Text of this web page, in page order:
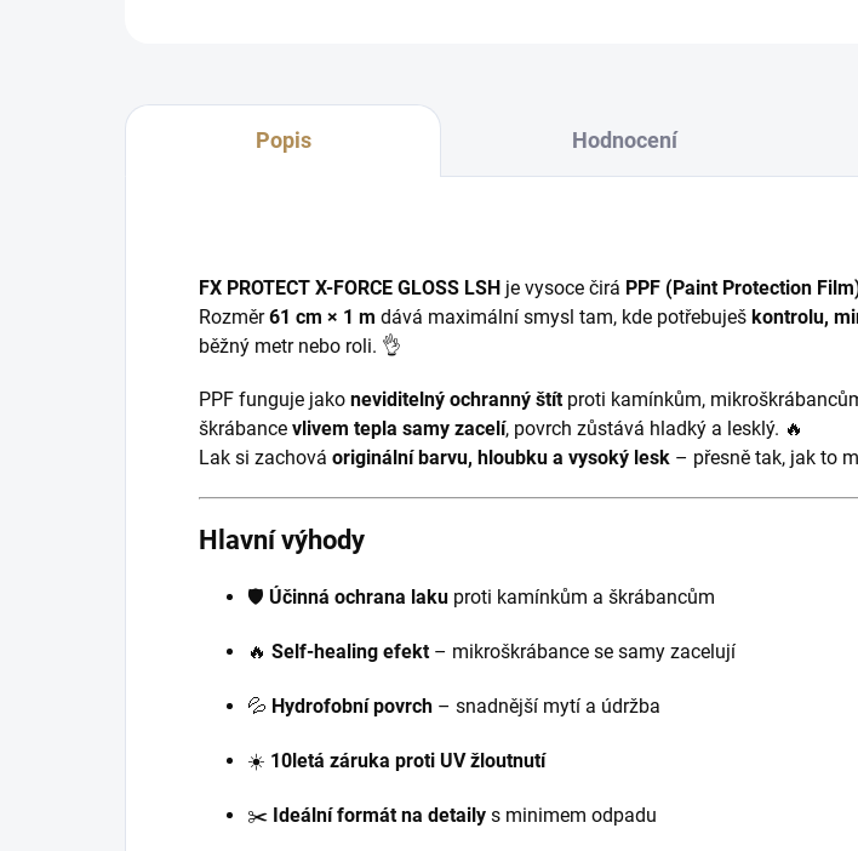
Popis Hodnocení
FX PROTECT X-FORCE GLOSS LSH je vysoce čirá PPF (Paint Protection
Rozměr61 cm × 1 m dává maximální smysl tam, kde potřebuješ kontrolu,
běžný metr nebo roli. 👌
PPF funguje jako neviditelný ochranný štítproti kamínkům,
škrábance vlivem tepla samy zacelí, povrch zůstává hladký a lesklý. 🔥
Lak si zachová originální barvu, hloubku a vysoký lesk – přesně tak, jak to
Hlavní výhody
🛡️ Účinná ochrana laku proti kamínkům a škrábancům
🔥 Self-healing efekt– mikroškrábance se samy zacelují
💦 Hydrofobní povrch – snadnější mytí a údržba
☀️ 10letá záruka proti UV žloutnutí
✂️ Ideální formát na detaily s minimem odpadu